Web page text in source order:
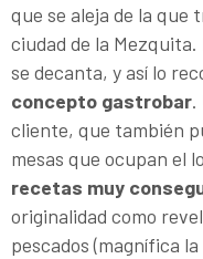
que se aleja de la que
ciudad de la Mezquita.
se decanta, y así lo
concepto gastrobar.
cliente, que también
mesas que ocupan el
recetas muy
originalidad como
pescados (magnífica